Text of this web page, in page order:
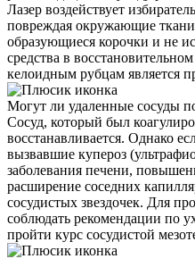
Лазер воздействует
повреждая окружающие
образующиеся корочки и не
средства в
келоидным рубцам является
Могут ли удаленные сосуды
Сосуд, который был
восстанавливается. Однако
вызвавшие купероз
заболевания печени,
расширение соседних
сосудистых звездочек. Для
соблюдать рекомендации по
пройти курс сосудистой